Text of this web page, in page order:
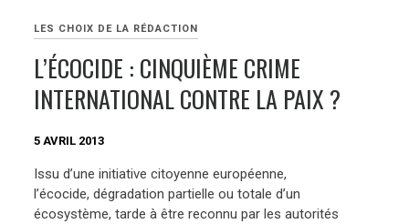
LES CHOIX DE LA RÉDACTION
L’ÉCOCIDE : CINQUIÈME CRIME
INTERNATIONAL CONTRE LA PAIX ?
5 AVRIL 2013
Issu d’une initiative citoyenne européenne,
l’écocide, dégradation partielle ou totale d’un
écosystème, tarde à être reconnu par les autorités